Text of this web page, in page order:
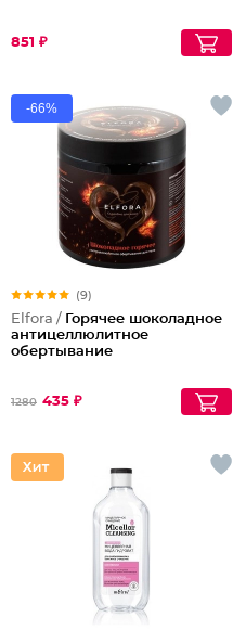
851 ₽
-66%
(9)
Elfora / Горячее шоколадное
антицеллюлитное
обертывание
1280 435 ₽